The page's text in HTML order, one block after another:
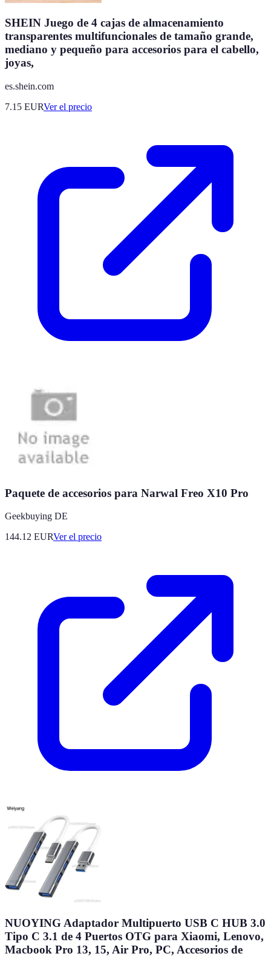
SHEIN Juego de 4 cajas de almacenamiento
transparentes multifuncionales de tamaño grande,
mediano y pequeño para accesorios para el cabello,
joyas,
es.shein.com
7.15 EURVer el precio
Paquete de accesorios para Narwal Freo X10 Pro
Geekbuying DE
144.12 EURVer el precio
NUOYING Adaptador Multipuerto USB C HUB 3.0
Tipo C 3.1 de 4 Puertos OTG para Xiaomi, Lenovo,
Macbook Pro 13, 15, Air Pro, PC, Accesorios de